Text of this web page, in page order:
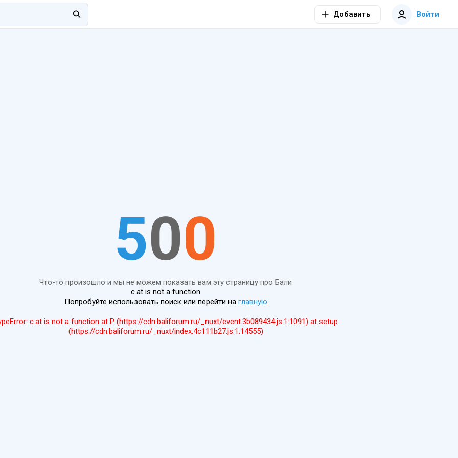
Добавить Войти
500
Что-то произошло и мы не можем показать вам эту страницу про Бали
c.at is not a function
Попробуйте использовать поиск или перейти на главную
c.at is not a function at P (https://cdn.baliforum.ru/_nuxt/event.3b089434.js:1:1091) at setup
(https://cdn.baliforum.ru/_nuxt/index.4c111b27.js:1:14555)